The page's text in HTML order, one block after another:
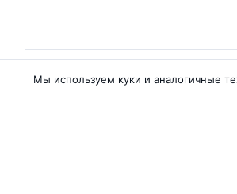
Мы используем куки и аналогичные